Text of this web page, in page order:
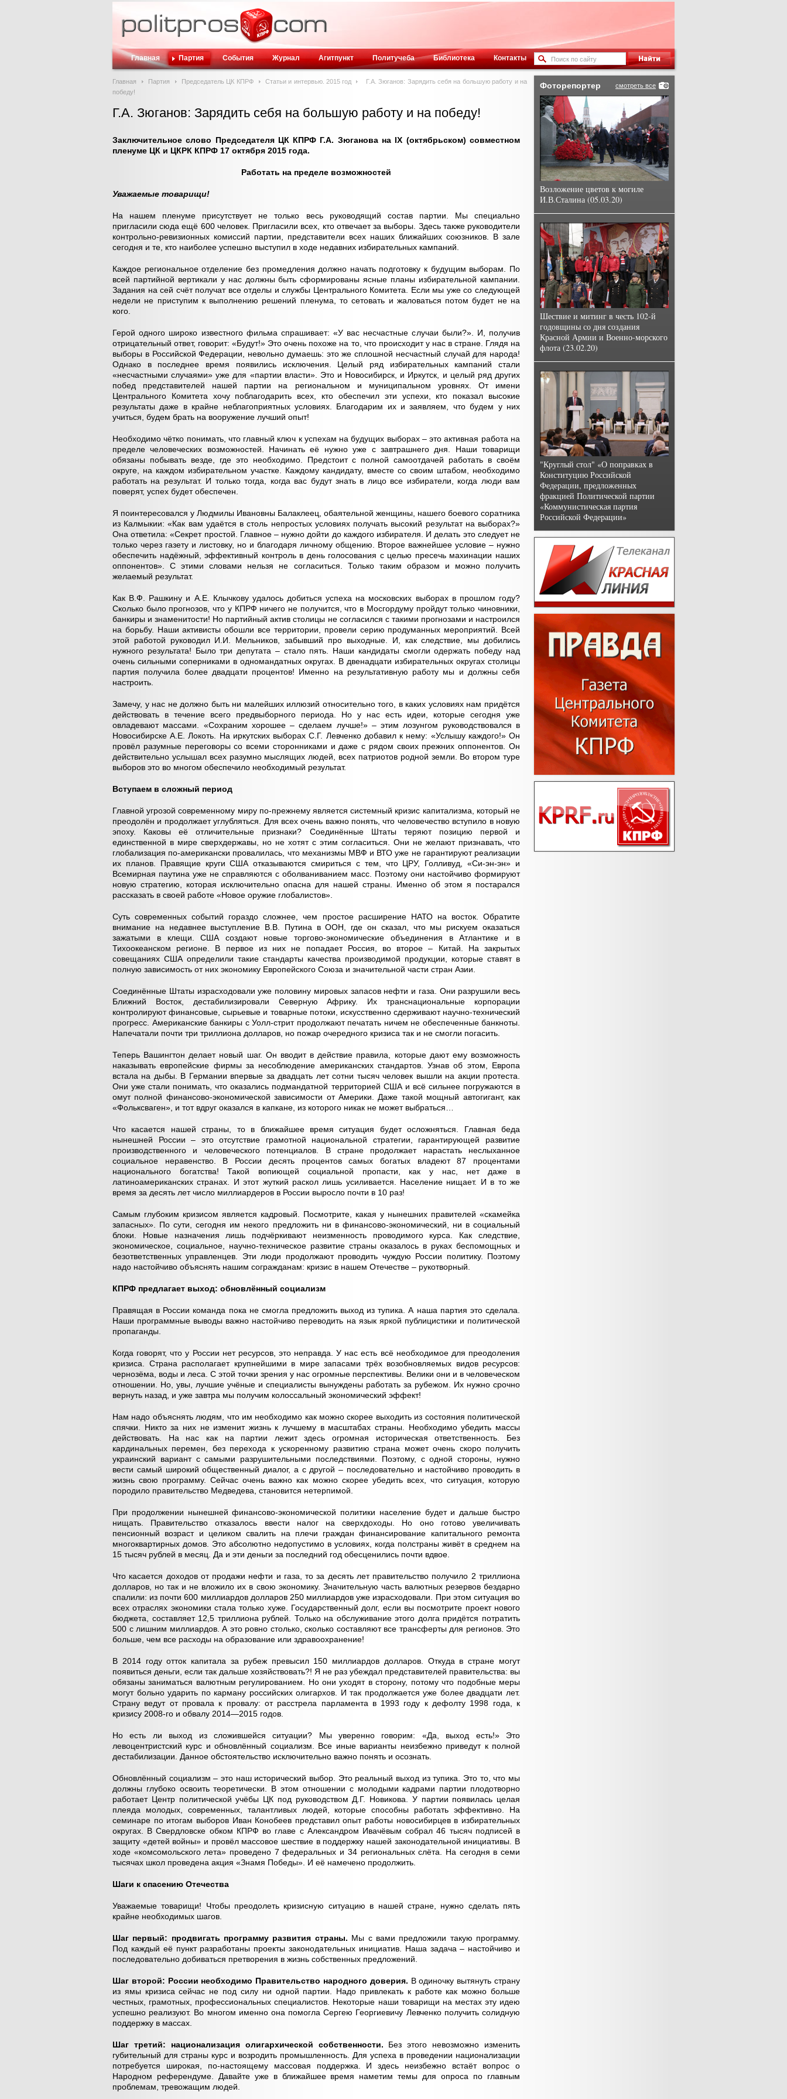
Главная Партия События Журнал Агитпункт Политучеба Библиотека Контакты
Главная Партия Председатель ЦК КПРФ Статьи и интервью. 2015 год
Г.А. Зюганов: Зарядить себя на большую работу и на
победу!
Г.А. Зюганов: Зарядить себя на большую работу и на победу!
Заключительное слово Председателя ЦК КПРФ Г.А. Зюганова на IХ (октябрьском) совместном
пленуме ЦК и ЦКРК КПРФ 17 октября 2015 года.
Работать на пределе возможностей
Уважаемые товарищи!
На нашем пленуме присутствует не только весь руководящий состав партии. Мы специально
пригласили сюда ещё 600 человек. Пригласили всех, кто отвечает за выборы. Здесь также руководители
контрольно-ревизионных комиссий партии, представители всех наших ближайших союзников. В зале
сегодня и те, кто наиболее успешно выступил в ходе недавних избирательных кампаний.
Каждое региональное отделение без промедления должно начать подготовку к будущим выборам. По
всей партийной вертикали у нас должны быть сформированы ясные планы избирательной кампании.
Задания на сей счёт получат все отделы и службы Центрального Комитета. Если мы уже со следующей
недели не приступим к выполнению решений пленума, то сетовать и жаловаться потом будет не на
кого.
Герой одного широко известного фильма спрашивает: «У вас несчастные случаи были?». И, получив
отрицательный ответ, говорит: «Будут!» Это очень похоже на то, что происходит у нас в стране. Глядя на
выборы в Российской Федерации, невольно думаешь: это же сплошной несчастный случай для народа!
Однако в последнее время появились исключения. Целый ряд избирательных кампаний стали
«несчастными случаями» уже для «партии власти». Это и Новосибирск, и Иркутск, и целый ряд других
побед представителей нашей партии на региональном и муниципальном уровнях. От имени
Центрального Комитета хочу поблагодарить всех, кто обеспечил эти успехи, кто показал высокие
результаты даже в крайне неблагоприятных условиях. Благодарим их и заявляем, что будем у них
учиться, будем брать на вооружение лучший опыт!
Необходимо чётко понимать, что главный ключ к успехам на будущих выборах – это активная работа на
пределе человеческих возможностей. Начинать её нужно уже с завтрашнего дня. Наши товарищи
обязаны побывать везде, где это необходимо. Предстоит с полной самоотдачей работать в своём
округе, на каждом избирательном участке. Каждому кандидату, вместе со своим штабом, необходимо
работать на результат. И только тогда, когда вас будут знать в лицо все избиратели, когда люди вам
поверят, успех будет обеспечен.
Я поинтересовался у Людмилы Ивановны Балаклеец, обаятельной женщины, нашего боевого соратника
из Калмыкии: «Как вам удаётся в столь непростых условиях получать высокий результат на выборах?»
Она ответила: «Секрет простой. Главное – нужно дойти до каждого избирателя. И делать это следует не
только через газету и листовку, но и благодаря личному общению. Второе важнейшее условие – нужно
обеспечить надёжный, эффективный контроль в день голосования с целью пресечь махинации наших
оппонентов». С этими словами нельзя не согласиться. Только таким образом и можно получить
желаемый результат.
Как В.Ф. Рашкину и А.Е. Клычкову удалось добиться успеха на московских выборах в прошлом году?
Сколько было прогнозов, что у КПРФ ничего не получится, что в Мосгордуму пройдут только чиновники,
банкиры и знаменитости! Но партийный актив столицы не согласился с такими прогнозами и настроился
на борьбу. Наши активисты обошли все территории, провели серию продуманных мероприятий. Всей
этой работой руководил И.И. Мельников, забывший про выходные. И, как следствие, мы добились
нужного результата! Было три депутата – стало пять. Наши кандидаты смогли одержать победу над
очень сильными соперниками в одномандатных округах. В двенадцати избирательных округах столицы
партия получила более двадцати процентов! Именно на результативную работу мы и должны себя
настроить.
Замечу, у нас не должно быть ни малейших иллюзий относительно того, в каких условиях нам придётся
действовать в течение всего предвыборного периода. Но у нас есть идеи, которые сегодня уже
овладевают массами. «Сохраним хорошее – сделаем лучше!» – этим лозунгом руководствовался в
Новосибирске А.Е. Локоть. На иркутских выборах С.Г. Левченко добавил к нему: «Услышу каждого!» Он
провёл разумные переговоры со всеми сторонниками и даже с рядом своих прежних оппонентов. Он
действительно услышал всех разумно мыслящих людей, всех патриотов родной земли. Во втором туре
выборов это во многом обеспечило необходимый результат.
Вступаем в сложный период
Главной угрозой современному миру по-прежнему является системный кризис капитализма, который не
преодолён и продолжает углубляться. Для всех очень важно понять, что человечество вступило в новую
эпоху. Каковы её отличительные признаки? Соединённые Штаты теряют позицию первой и
единственной в мире сверхдержавы, но не хотят с этим согласиться. Они не желают признавать, что
глобализация по-американски провалилась, что механизмы МВФ и ВТО уже не гарантируют реализации
их планов. Правящие круги США отказываются смириться с тем, что ЦРУ, Голливуд, «Си-эн-эн» и
Всемирная паутина уже не справляются с оболваниванием масс. Поэтому они настойчиво формируют
новую стратегию, которая исключительно опасна для нашей страны. Именно об этом я постарался
рассказать в своей работе «Новое оружие глобалистов».
Суть современных событий гораздо сложнее, чем простое расширение НАТО на восток. Обратите
внимание на недавнее выступление В.В. Путина в ООН, где он сказал, что мы рискуем оказаться
зажатыми в клещи. США создают новые торгово-экономические объединения в Атлантике и в
Тихоокеанском регионе. В первое из них не попадает Россия, во второе – Китай. На закрытых
совещаниях США определили такие стандарты качества производимой продукции, которые ставят в
полную зависимость от них экономику Европейского Союза и значительной части стран Азии.
Соединённые Штаты израсходовали уже половину мировых запасов нефти и газа. Они разрушили весь
Ближний Восток, дестабилизировали Северную Африку. Их транснациональные корпорации
контролируют финансовые, сырьевые и товарные потоки, искусственно сдерживают научно-технический
прогресс. Американские банкиры с Уолл-стрит продолжают печатать ничем не обеспеченные банкноты.
Напечатали почти три триллиона долларов, но пожар очередного кризиса так и не смогли погасить.
Теперь Вашингтон делает новый шаг. Он вводит в действие правила, которые дают ему возможность
наказывать европейские фирмы за несоблюдение американских стандартов. Узнав об этом, Европа
встала на дыбы. В Германии впервые за двадцать лет сотни тысяч человек вышли на акции протеста.
Они уже стали понимать, что оказались подмандатной территорией США и всё сильнее погружаются в
омут полной финансово-экономической зависимости от Америки. Даже такой мощный автогигант, как
«Фольксваген», и тот вдруг оказался в капкане, из которого никак не может выбраться…
Что касается нашей страны, то в ближайшее время ситуация будет осложняться. Главная беда
нынешней России – это отсутствие грамотной национальной стратегии, гарантирующей развитие
производственного и человеческого потенциалов. В стране продолжает нарастать неслыханное
социальное неравенство. В России десять процентов самых богатых владеют 87 процентами
национального богатства! Такой вопиющей социальной пропасти, как у нас, нет даже в
латиноамериканских странах. И этот жуткий раскол лишь усиливается. Население нищает. И в то же
время за десять лет число миллиардеров в России выросло почти в 10 раз!
Самым глубоким кризисом является кадровый. Посмотрите, какая у нынешних правителей «скамейка
запасных». По сути, сегодня им некого предложить ни в финансово-экономический, ни в социальный
блоки. Новые назначения лишь подчёркивают неизменность проводимого курса. Как следствие,
экономическое, социальное, научно-техническое развитие страны оказалось в руках беспомощных и
безответственных управленцев. Эти люди продолжают проводить чуждую России политику. Поэтому
надо настойчиво объяснять нашим согражданам: кризис в нашем Отечестве – рукотворный.
КПРФ предлагает выход: обновлённый социализм
Правящая в России команда пока не смогла предложить выход из тупика. А наша партия это сделала.
Наши программные выводы важно настойчиво переводить на язык яркой публицистики и политической
пропаганды.
Когда говорят, что у России нет ресурсов, это неправда. У нас есть всё необходимое для преодоления
кризиса. Страна располагает крупнейшими в мире запасами трёх возобновляемых видов ресурсов:
чернозёма, воды и леса. С этой точки зрения у нас огромные перспективы. Велики они и в человеческом
отношении. Но, увы, лучшие учёные и специалисты вынуждены работать за рубежом. Их нужно срочно
вернуть назад, и уже завтра мы получим колоссальный экономический эффект!
Нам надо объяснять людям, что им необходимо как можно скорее выходить из состояния политической
спячки. Никто за них не изменит жизнь к лучшему в масштабах страны. Необходимо убедить массы
действовать. На нас как на партии лежит здесь огромная историческая ответственность. Без
кардинальных перемен, без перехода к ускоренному развитию страна может очень скоро получить
украинский вариант с самыми разрушительными последствиями. Поэтому, с одной стороны, нужно
вести самый широкий общественный диалог, а с другой – последовательно и настойчиво проводить в
жизнь свою программу. Сейчас очень важно как можно скорее убедить всех, что ситуация, которую
породило правительство Медведева, становится нетерпимой.
При продолжении нынешней финансово-экономической политики население будет и дальше быстро
нищать. Правительство отказалось ввести налог на сверхдоходы. Но оно готово увеличивать
пенсионный возраст и целиком свалить на плечи граждан финансирование капитального ремонта
многоквартирных домов. Это абсолютно недопустимо в условиях, когда полстраны живёт в среднем на
15 тысяч рублей в месяц. Да и эти деньги за последний год обесценились почти вдвое.
Что касается доходов от продажи нефти и газа, то за десять лет правительство получило 2 триллиона
долларов, но так и не вложило их в свою экономику. Значительную часть валютных резервов бездарно
спалили: из почти 600 миллиардов долларов 250 миллиардов уже израсходовали. При этом ситуация во
всех отраслях экономики стала только хуже. Государственный долг, если вы посмотрите проект нового
бюджета, составляет 12,5 триллиона рублей. Только на обслуживание этого долга придётся потратить
500 с лишним миллиардов. А это ровно столько, сколько составляют все трансферты для регионов. Это
больше, чем все расходы на образование или здравоохранение!
В 2014 году отток капитала за рубеж превысил 150 миллиардов долларов. Откуда в стране могут
появиться деньги, если так дальше хозяйствовать?! Я не раз убеждал представителей правительства: вы
обязаны заниматься валютным регулированием. Но они уходят в сторону, потому что подобные меры
могут больно ударить по карману российских олигархов. И так продолжается уже более двадцати лет.
Страну ведут от провала к провалу: от расстрела парламента в 1993 году к дефолту 1998 года, к
кризису 2008-го и обвалу 2014—2015 годов.
Но есть ли выход из сложившейся ситуации? Мы уверенно говорим: «Да, выход есть!» Это
левоцентристский курс и обновлённый социализм. Все иные варианты неизбежно приведут к полной
дестабилизации. Данное обстоятельство исключительно важно понять и осознать.
Обновлённый социализм – это наш исторический выбор. Это реальный выход из тупика. Это то, что мы
должны глубоко освоить теоретически. В этом отношении с молодыми кадрами партии плодотворно
работает Центр политической учёбы ЦК под руководством Д.Г. Новикова. У партии появилась целая
плеяда молодых, современных, талантливых людей, которые способны работать эффективно. На
семинаре по итогам выборов Иван Конобеев представил опыт работы новосибирцев в избирательных
округах. В Свердловске обком КПРФ во главе с Александром Ивачёвым собрал 46 тысяч подписей в
защиту «детей войны» и провёл массовое шествие в поддержку нашей законодательной инициативы. В
ходе «комсомольского лета» проведено 7 федеральных и 34 региональных слёта. На сегодня в семи
тысячах школ проведена акция «Знамя Победы». И её намечено продолжить.
Шаги к спасению Отечества
Уважаемые товарищи! Чтобы преодолеть кризисную ситуацию в нашей стране, нужно сделать пять
крайне необходимых шагов.
Шаг первый: продвигать программу развития страны. Мы с вами предложили такую программу.
Под каждый её пункт разработаны проекты законодательных инициатив. Наша задача – настойчиво и
последовательно добиваться претворения в жизнь собственных предложений.
Шаг второй: России необходимо Правительство народного доверия. В одиночку вытянуть страну
из ямы кризиса сейчас не под силу ни одной партии. Надо привлекать к работе как можно больше
честных, грамотных, профессиональных специалистов. Некоторые наши товарищи на местах эту идею
успешно реализуют. Во многом именно она помогла Сергею Георгиевичу Левченко получить солидную
поддержку в массах.
Шаг третий: национализация олигархической собственности. Без этого невозможно изменить
губительный для страны курс и возродить промышленность. Для успеха в проведении национализации
потребуется широкая, по-настоящему массовая поддержка. И здесь неизбежно встаёт вопрос о
Народном референдуме. Давайте уже в ближайшее время наметим темы для опроса по главным
проблемам, тревожащим людей.
смотреть все
Фоторепортер
Возложение цветов к могиле
И.В.Сталина (05.03.20)
Шествие и митинг в честь 102-й
годовщины со дня создания
Красной Армии и Военно-морского
флота (23.02.20)
"Круглый стол" «О поправках в
Конституцию Российской
Федерации, предложенных
фракцией Политической партии
«Коммунистическая партия
Российской Федерации»